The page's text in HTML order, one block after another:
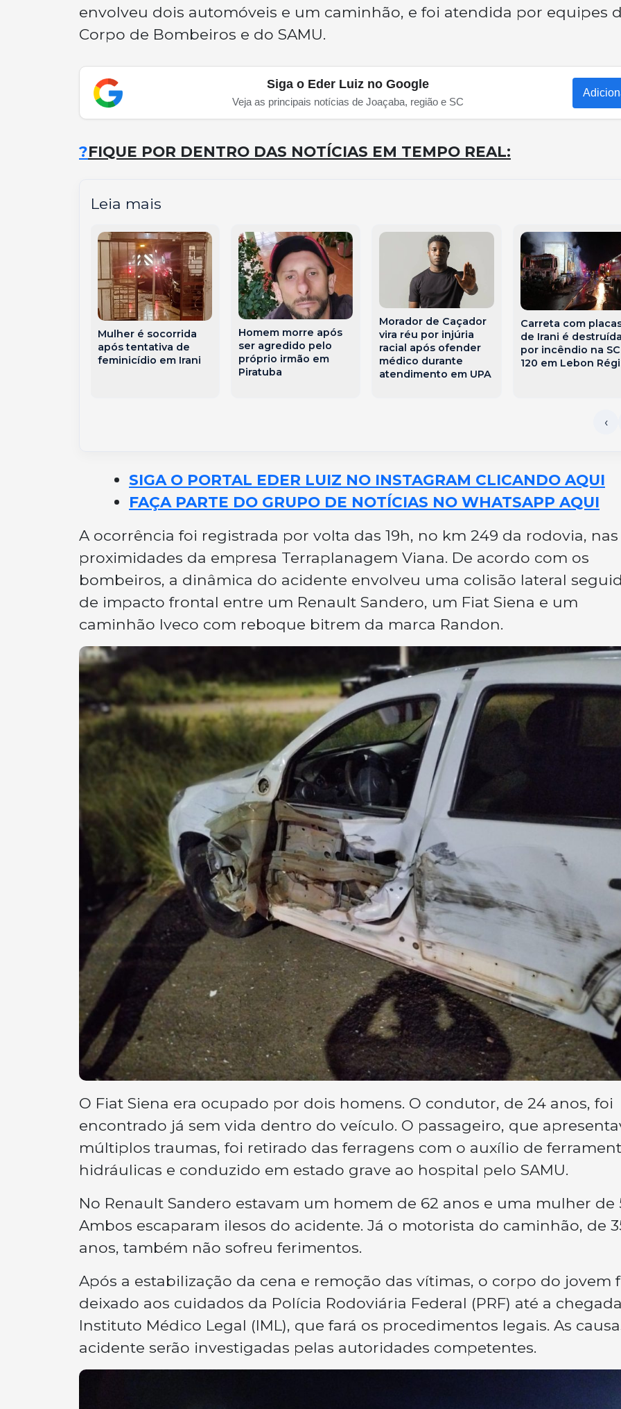
envolveu dois automóveis e um caminhão, e foi atendida por equipes
Corpo de Bombeiros e do SAMU.
Siga o Eder Luiz no Google
Veja as principais notícias de Joaçaba, região e SC
?FIQUE POR DENTRO DAS NOTÍCIAS EM TEMPO REAL:
Leia mais
Mulher é socorrida
após tentativa de
feminicídio em Irani
Homem morre após
ser agredido pelo
próprio irmão em
Piratuba
Morador de Caçador
vira réu por injúria
racial após ofender
médico durante
atendimento em UPA
Carreta com
de Irani é
por incêndio na
120 em Lebon
SIGA O PORTAL EDER LUIZ NO INSTAGRAM CLICANDO AQUI
FAÇA PARTE DO GRUPO DE NOTÍCIAS NO WHATSAPP AQUI
A ocorrência foi registrada por volta das 19h, no km 249 da rodovia, nas
proximidades da empresa Terraplanagem Viana. De acordo com os
bombeiros, a dinâmica do acidente envolveu uma colisão lateral
de impacto frontal entre um Renault Sandero, um Fiat Siena e um
caminhão Iveco com reboque bitrem da marca Randon.
O Fiat Siena era ocupado por dois homens. O condutor, de 24 anos, foi
encontrado já sem vida dentro do veículo. O passageiro, que
múltiplos traumas, foi retirado das ferragens com o auxílio de
hidráulicas e conduzido em estado grave ao hospital pelo SAMU.
No Renault Sandero estavam um homem de 62 anos e uma mulher de
Ambos escaparam ilesos do acidente. Já o motorista do caminhão, de
anos, também não sofreu ferimentos.
Após a estabilização da cena e remoção das vítimas, o corpo do jovem
deixado aos cuidados da Polícia Rodoviária Federal (PRF) até a
Instituto Médico Legal (IML), que fará os procedimentos legais. As
acidente serão investigadas pelas autoridades competentes.